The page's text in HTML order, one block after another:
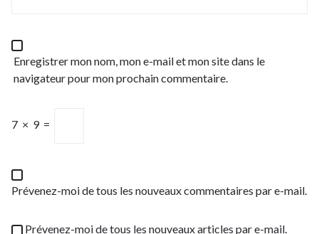
Enregistrer mon nom, mon e-mail et mon site dans le
navigateur pour mon prochain commentaire.
7 × 9 =
Prévenez-moi de tous les nouveaux commentaires par e-mail.
Prévenez-moi de tous les nouveaux articles par e-mail.